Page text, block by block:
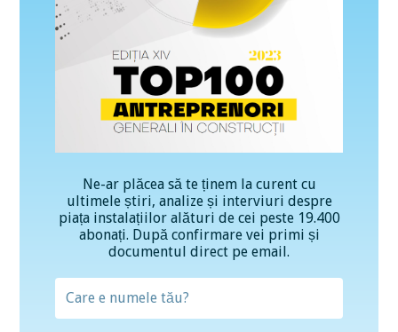
Ne-ar plăcea să te ținem la curent cu
ultimele știri, analize și interviuri despre
piața instalațiilor alături de cei peste 19.400
abonați. După confirmare vei primi și
documentul direct pe email.